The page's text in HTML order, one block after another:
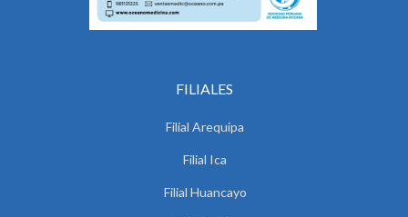
FILIALES
Filial Arequipa
Filial Ica
Filial Huancayo